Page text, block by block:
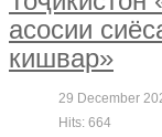
асосии
кишвар»
29 December
Hits: 664